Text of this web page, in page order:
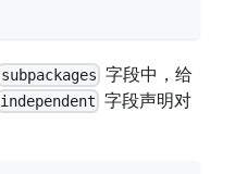
subpackages 字段中，给
independent 字段声明对